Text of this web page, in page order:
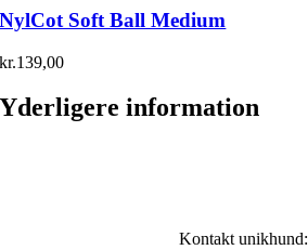
NylCot Soft Ball Medium
kr.139,00
Yderligere information
Kontakt unikhund: